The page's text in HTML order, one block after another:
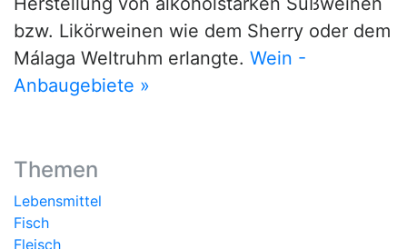
bzw. Likörweinen wie dem Sherry oder dem
Málaga Weltruhm erlangte. Wein -
Anbaugebiete »
Themen
Lebensmittel
Fisch
Fleisch